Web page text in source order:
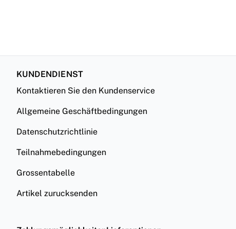
KUNDENDIENST
Kontaktieren Sie den Kundenservice
Allgemeine Geschäftbedingungen
Datenschutzrichtlinie
Teilnahmebedingungen
Grossentabelle
Artikel zurucksenden